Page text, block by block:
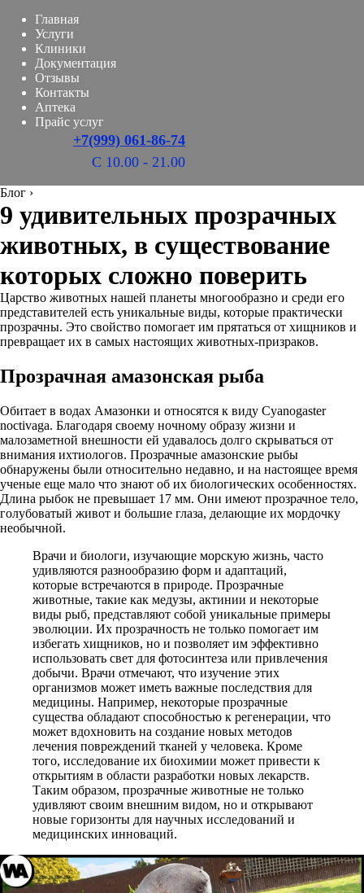
Главная
Услуги
Клиники
Документация
Отзывы
Контакты
Аптека
Прайс услуг
+7(999) 061-86-74
С 10.00 - 21.00
Блог ›
9 удивительных прозрачных
животных, в существование
которых сложно поверить
Царство животных нашей планеты многообразно и среди его
представителей есть уникальные виды, которые практически
прозрачны. Это свойство помогает им прятаться от хищников и
превращает их в самых настоящих животных-призраков.
Прозрачная амазонская рыба
Обитает в водах Амазонки и относятся к виду Cyanogaster
noctivaga. Благодаря своему ночному образу жизни и
малозаметной внешности ей удавалось долго скрываться от
внимания ихтиологов. Прозрачные амазонские рыбы
обнаружены были относительно недавно, и на настоящее время
ученые еще мало что знают об их биологических особенностях.
Длина рыбок не превышает 17 мм. Они имеют прозрачное тело,
голубоватый живот и большие глаза, делающие их мордочку
необычной.
Врачи и биологи, изучающие морскую жизнь, часто
удивляются разнообразию форм и адаптаций,
которые встречаются в природе. Прозрачные
животные, такие как медузы, актинии и некоторые
виды рыб, представляют собой уникальные примеры
эволюции. Их прозрачность не только помогает им
избегать хищников, но и позволяет им эффективно
использовать свет для фотосинтеза или привлечения
добычи. Врачи отмечают, что изучение этих
организмов может иметь важные последствия для
медицины. Например, некоторые прозрачные
существа обладают способностью к регенерации, что
может вдохновить на создание новых методов
лечения повреждений тканей у человека. Кроме
того, исследование их биохимии может привести к
открытиям в области разработки новых лекарств.
Таким образом, прозрачные животные не только
удивляют своим внешним видом, но и открывают
новые горизонты для научных исследований и
медицинских инноваций.